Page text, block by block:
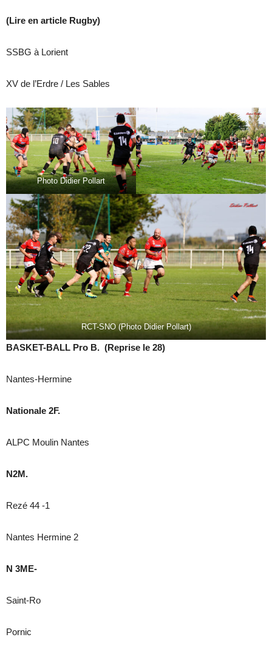
(Lire en article Rugby)
SSBG à Lorient
XV de l’Erdre / Les Sables
Photo Didier Pollart
RCT-SNO (Photo Didier Pollart)
BASKET-BALL Pro B. (Reprise le 28)
Nantes-Hermine
Nationale 2F.
ALPC Moulin Nantes
N2M.
Rezé 44 -1
Nantes Hermine 2
N 3ME-
Saint-Ro
Pornic